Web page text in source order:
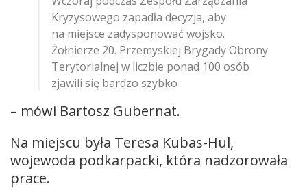
Kryzysowego zapadła decyzja, aby
na miejsce zadysponować wojsko.
Żołnierze 20. Przemyskiej Brygady Obrony
Terytorialnej w liczbie ponad 100 osób
zjawili się bardzo szybko
– mówi Bartosz Gubernat.
Na miejscu była Teresa Kubas-Hul,
wojewoda podkarpacki, która nadzorowała
prace.